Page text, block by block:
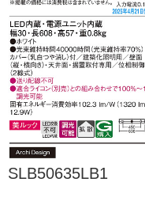
SLB50635LB1